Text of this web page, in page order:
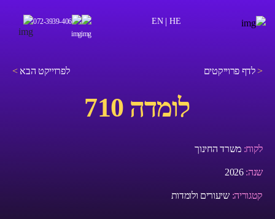
HE
|
EN
072-3939-406
<לדף פרוייקטים לפרוייקט הבא>
לומדה 710
לקוח: משרד החינוך
שנה: 2026
קטגוריה: שיעורים ולומדות